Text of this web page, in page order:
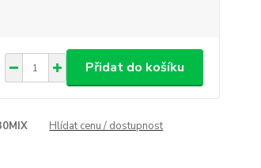
Přidat do košíku
Hlídat cenu / dostupnost